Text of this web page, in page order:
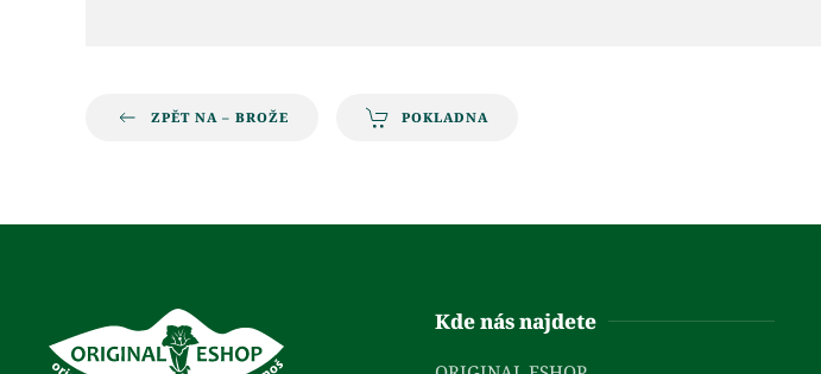
ZPĚT NA – BROŽE POKLADNA
Kde nás najdete